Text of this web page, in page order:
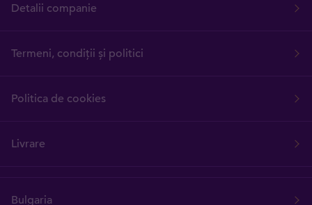
Detalii companie
Termeni, condiții și politici
Politica de cookies
Livrare
Bulgaria